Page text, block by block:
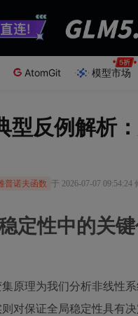
AtomGit 模型市场
型反例解
普诺夫函数 于 2026-07-07 09:54:24
定性中的关
原理为我们分析非线性
对保证全局稳定性具有